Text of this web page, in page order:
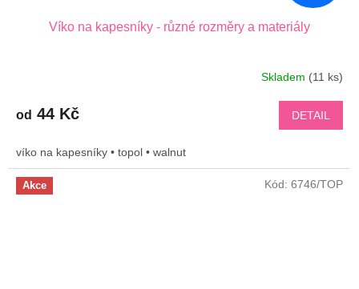
Víko na kapesníky - různé rozměry a materiály
Skladem (11 ks)
od 44 Kč DETAIL
víko na kapesníky • topol • walnut
Akce Kód: 6746/TOP